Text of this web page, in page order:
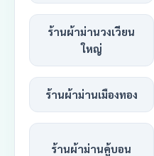
ร้านผ้าม่านวงเวียน
ใหญ่
ร้านผ้าม่านเมืองทอง
ร้านผ้าม่านคู้บอน